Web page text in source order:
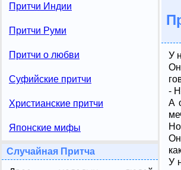
Притчи Индии
Притчи Руми
Притчи о любви
Суфийские притчи
Христианские притчи
Японские мифы
Случайная Притча
У
-
А
У